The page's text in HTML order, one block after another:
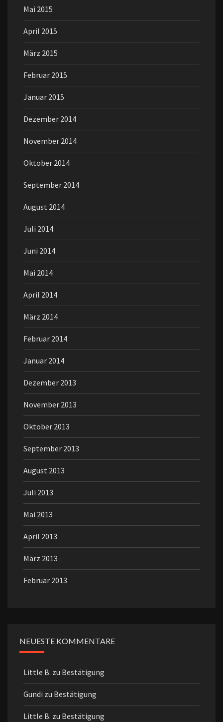
Mai 2015
April 2015
März 2015
Februar 2015
Januar 2015
Dezember 2014
November 2014
Oktober 2014
September 2014
August 2014
Juli 2014
Juni 2014
Mai 2014
April 2014
März 2014
Februar 2014
Januar 2014
Dezember 2013
November 2013
Oktober 2013
September 2013
August 2013
Juli 2013
Mai 2013
April 2013
März 2013
Februar 2013
NEUESTE KOMMENTARE
Little B. zu Bestätigung
Gundi zu Bestätigung
Little B. zu Bestätigung